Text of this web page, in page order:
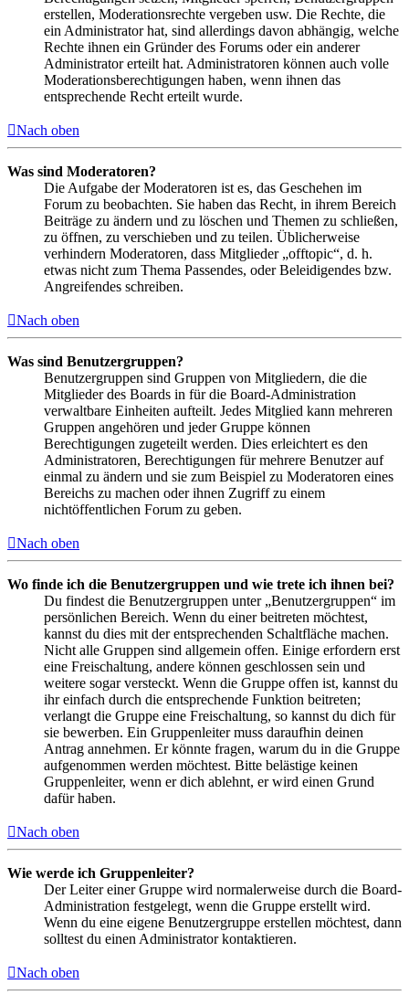
erstellen, Moderationsrechte vergeben usw. Die Rechte, die
ein Administrator hat, sind allerdings davon abhängig, welche
Rechte ihnen ein Gründer des Forums oder ein anderer
Administrator erteilt hat. Administratoren können auch volle
Moderationsberechtigungen haben, wenn ihnen das
entsprechende Recht erteilt wurde.
Nach oben
Was sind Moderatoren?
Die Aufgabe der Moderatoren ist es, das Geschehen im
Forum zu beobachten. Sie haben das Recht, in ihrem Bereich
Beiträge zu ändern und zu löschen und Themen zu schließen,
zu öffnen, zu verschieben und zu teilen. Üblicherweise
verhindern Moderatoren, dass Mitglieder „offtopic“, d. h.
etwas nicht zum Thema Passendes, oder Beleidigendes bzw.
Angreifendes schreiben.
Nach oben
Was sind Benutzergruppen?
Benutzergruppen sind Gruppen von Mitgliedern, die die
Mitglieder des Boards in für die Board-Administration
verwaltbare Einheiten aufteilt. Jedes Mitglied kann mehreren
Gruppen angehören und jeder Gruppe können
Berechtigungen zugeteilt werden. Dies erleichtert es den
Administratoren, Berechtigungen für mehrere Benutzer auf
einmal zu ändern und sie zum Beispiel zu Moderatoren eines
Bereichs zu machen oder ihnen Zugriff zu einem
nichtöffentlichen Forum zu geben.
Nach oben
Wo finde ich die Benutzergruppen und wie trete ich ihnen bei?
Du findest die Benutzergruppen unter „Benutzergruppen“ im
persönlichen Bereich. Wenn du einer beitreten möchtest,
kannst du dies mit der entsprechenden Schaltfläche machen.
Nicht alle Gruppen sind allgemein offen. Einige erfordern erst
eine Freischaltung, andere können geschlossen sein und
weitere sogar versteckt. Wenn die Gruppe offen ist, kannst du
ihr einfach durch die entsprechende Funktion beitreten;
verlangt die Gruppe eine Freischaltung, so kannst du dich für
sie bewerben. Ein Gruppenleiter muss daraufhin deinen
Antrag annehmen. Er könnte fragen, warum du in die Gruppe
aufgenommen werden möchtest. Bitte belästige keinen
Gruppenleiter, wenn er dich ablehnt, er wird einen Grund
dafür haben.
Nach oben
Wie werde ich Gruppenleiter?
Der Leiter einer Gruppe wird normalerweise durch die Board-
Administration festgelegt, wenn die Gruppe erstellt wird.
Wenn du eine eigene Benutzergruppe erstellen möchtest, dann
solltest du einen Administrator kontaktieren.
Nach oben